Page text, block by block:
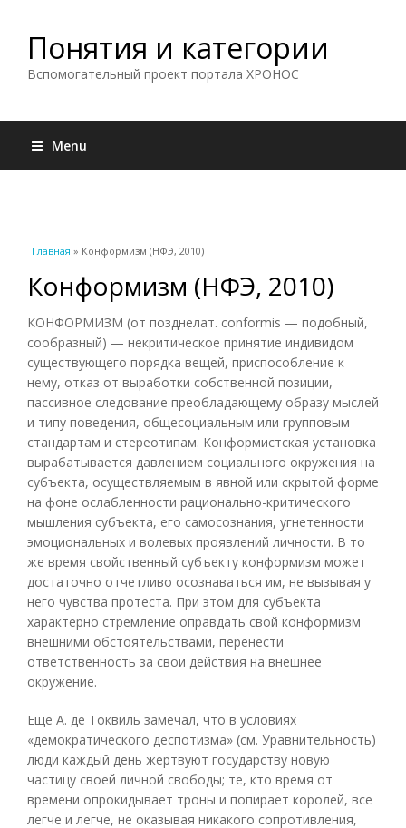
Понятия и категории
Вспомогательный проект портала ХРОНОС
Menu
Вы здесь
Главная » Конформизм (НФЭ, 2010)
Конформизм (НФЭ, 2010)
КОНФОРМИЗМ (от позднелат. conformis — подобный,
сообразный) — некритическое принятие индивидом
существующего порядка вещей, приспособление к
нему, отказ от выработки собственной позиции,
пассивное следование преобладающему образу мыслей
и типу поведения, общесоциальным или групповым
стандартам и стереотипам. Конформистская установка
вырабатывается давлением социального окружения на
субъекта, осуществляемым в явной или скрытой форме
на фоне ослабленности рационально-критического
мышления субъекта, его самосознания, угнетенности
эмоциональных и волевых проявлений личности. В то
же время свойственный субъекту конформизм может
достаточно отчетливо осознаваться им, не вызывая у
него чувства протеста. При этом для субъекта
характерно стремление оправдать свой конформизм
внешними обстоятельствами, перенести
ответственность за свои действия на внешнее
окружение.
Еще А. де Токвиль замечал, что в условиях
«демократического деспотизма» (см. Уравнительность)
люди каждый день жертвуют государству новую
частицу своей личной свободы; те, кто время от
времени опрокидывает троны и попирает королей, все
легче и легче, не оказывая никакого сопротивления,